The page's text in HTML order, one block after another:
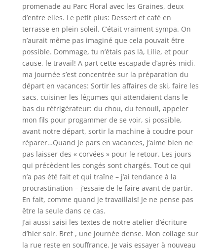
promenade au Parc Floral avec les Graines, deux
d’entre elles. Le petit plus: Dessert et café en
terrasse en plein soleil. C’était vraiment sympa. On
n’aurait même pas imaginé que cela pouvait être
possible. Dommage, tu n’étais pas là, Lilie, et pour
cause, le travail! A part cette escapade d’après-midi,
ma journée s’est concentrée sur la préparation du
départ en vacances: Sortir les affaires de ski, faire les
sacs, cuisiner les légumes qui attendaient dans le
bas du réfrigérateur: du chou, du fenouil, appeler
mon fils pour progammer de se voir, si possible,
avant notre départ, sortir la machine à coudre pour
réparer…Quand je pars en vacances, j’aime bien ne
pas laisser des « corvées » pour le retour. Les jours
qui précèdent les congés sont chargés. Tout ce qui
n’a pas été fait et qui traîne – j’ai tendance à la
procrastination – j’essaie de le faire avant de partir.
En fait, comme quand je travaillais! Je ne pense pas
être la seule dans ce cas.
J’ai aussi saisi les textes de notre atelier d’écriture
d’hier soir. Bref , une journée dense. Mon collage sur
la rue reste en souffrance. Je vais essayer à nouveau